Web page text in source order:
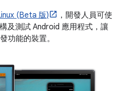
(Beta 版)
，開發人員可使
及測試 Android 應用程式，讓
功能的裝置。